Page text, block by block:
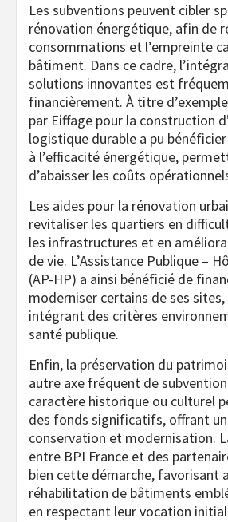
Les subventions peuvent cibler
rénovation énergétique, afin de
consommations et l’empreinte
bâtiment. Dans ce cadre,
solutions innovantes est
financièrement. À titre
par Eiffage pour la construction
logistique durable a pu bénéficier
à l’efficacité énergétique,
d’abaisser les coûts
Les aides pour la rénovation
revitaliser les quartiers en
les infrastructures et en
de vie. L’Assistance Publique –
(AP-HP) a ainsi bénéficié de
moderniser certains de ses
intégrant des critères
santé publique.
Enfin, la préservation du
autre axe fréquent de
caractère historique ou culturel
des fonds significatifs, offrant
conservation et modernisation.
entre BPI France et des
bien cette démarche, favorisant
réhabilitation de bâtiments
en respectant leur vocation